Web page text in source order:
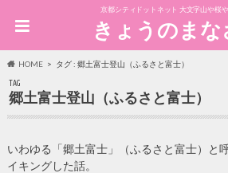
京都シティドットネット 大文字山や桜
きょうのまな
HOME タグ : 郷土富士登山（ふるさと富士）
TAG
郷土富士登山（ふるさと富士）
いわゆる「郷土富士」（ふるさと富士）と
イキングした話。